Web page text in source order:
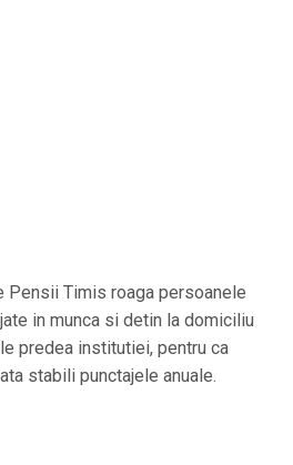
Pensii Timis roaga persoanele
in munca si detin la domiciliu
predea institutiei, pentru ca
stabili punctajele anuale.